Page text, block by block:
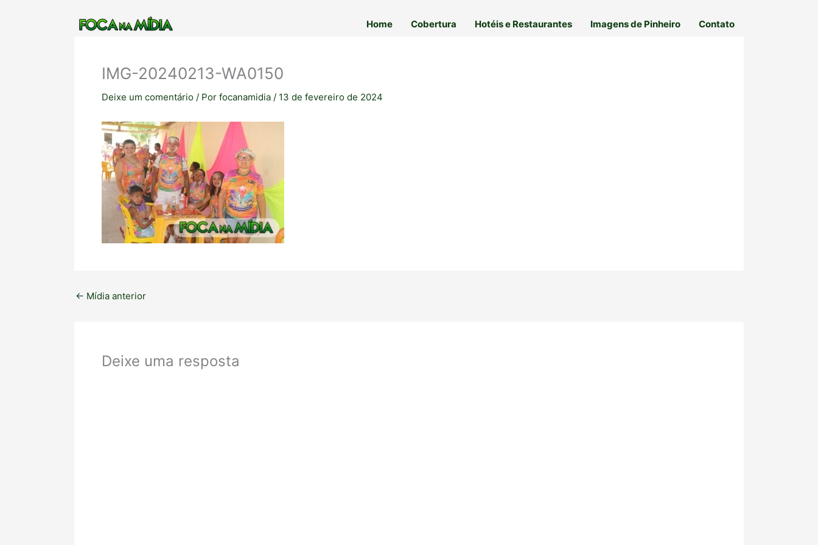
Home Cobertura Hotéis e Restaurantes Imagens de Pinheiro Contato
IMG-20240213-WA0150
Deixe um comentário / Por focanamidia / 13 de fevereiro de 2024
← Mídia anterior
Deixe uma resposta